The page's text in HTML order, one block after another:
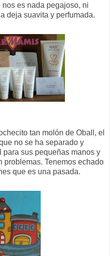
es nada pegajoso, ni
deja suavita y perfumada.
tan molón de Oball, el
no se ha separado y
para sus pequeñas manos y
problemas. Tenemos echado
que es una pasada.